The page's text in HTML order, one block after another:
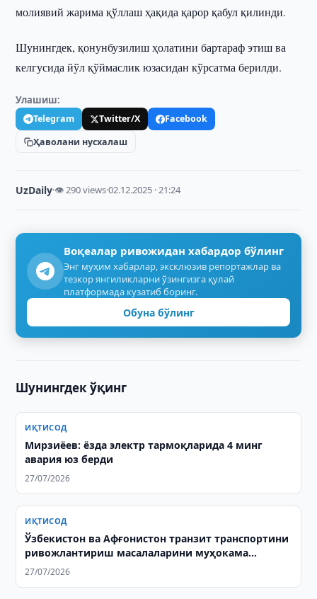
молиявий жарима қўллаш ҳақида қарор қабул қилинди.
Шунингдек, қонунбузилиш ҳолатини бартараф этиш ва
келгусида йўл қўймаслик юзасидан кўрсатма берилди.
Улашиш:
Telegram Twitter/X
Facebook
Ҳаволани нусхалаш
UzDaily·👁 290 views·02.12.2025 · 21:24
Воқеалар ривожидан хабардор бўлинг
Энг муҳим хабарлар, эксклюзив репортажлар ва
тезкор янгиликларни ўзингизга қулай
платформада кузатиб боринг.
Обуна бўлинг
Шунингдек ўқинг
ИҚТИСОД
Мирзиёев: ёзда электр тармоқларида 4 минг
авария юз берди
27/07/2026
ИҚТИСОД
Ўзбекистон ва Афғонистон транзит транспортини
ривожлантириш масалаларини муҳокама
қилишди
27/07/2026